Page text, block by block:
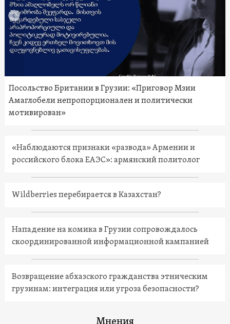
Посольство Британии в Грузии: «Приговор Мзии
Амаглобели непропорционален и политически
мотивирован»
«Наблюдаются признаки «развода» Армении и
российского блока ЕАЭС»: армянский политолог
Wildberries перебирается в Казахстан?
Нападение на комика в Грузии сопровождалось
скоординированной информационной кампанией
Возвращение абхазского гражданства этническим
грузинам: интеграция или угроза безопасности?